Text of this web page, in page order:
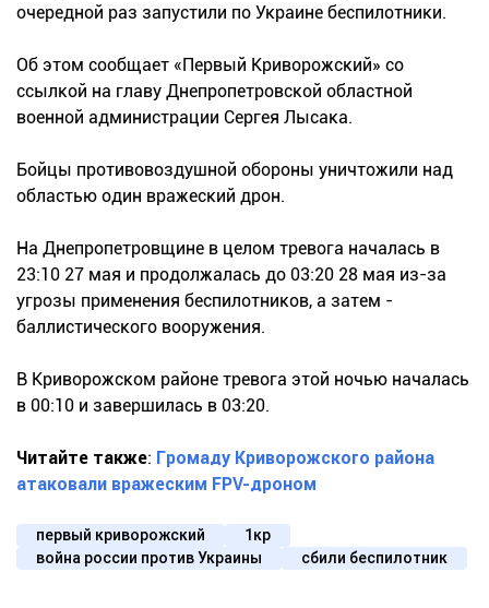
очередной раз запустили по Украине беспилотники.
Об этом сообщает «Первый Криворожский» со
ссылкой на главу Днепропетровской областной
военной администрации Сергея Лысака.
Бойцы противовоздушной обороны уничтожили над
областью один вражеский дрон.
На Днепропетровщине в целом тревога началась в
23:10 27 мая и продолжалась до 03:20 28 мая из-за
угрозы применения беспилотников, а затем -
баллистического вооружения.
В Криворожском районе тревога этой ночью началась
в 00:10 и завершилась в 03:20.
Читайте также: Громаду Криворожского района
атаковали вражеским FPV-дроном
первый криворожский
1кр
война россии против Украины
сбили беспилотник